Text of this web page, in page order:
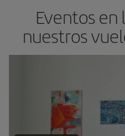
Eventos en
nuestros